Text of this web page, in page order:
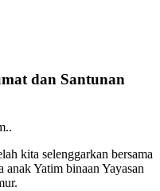
dan Santunan
kita selenggarkan bersama
anak Yatim binaan Yayasan